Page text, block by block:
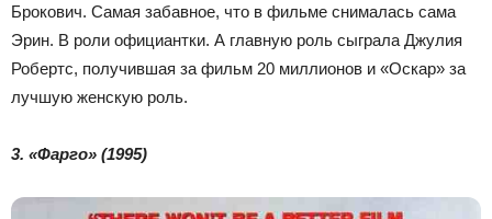
Брокович. Самая забавное, что в фильме снималась сама
Эрин. В роли официантки. А главную роль сыграла Джулия
Робертс, получившая за фильм 20 миллионов и «Оскар» за
лучшую женскую роль.
3. «Фарго» (1995)